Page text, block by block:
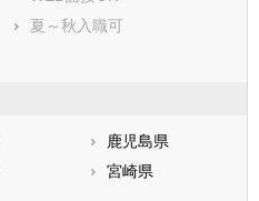
夏～秋入職可
鹿児島県
宮崎県